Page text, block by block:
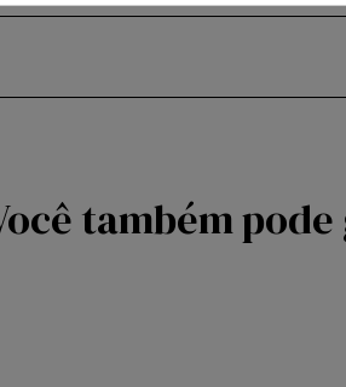
também